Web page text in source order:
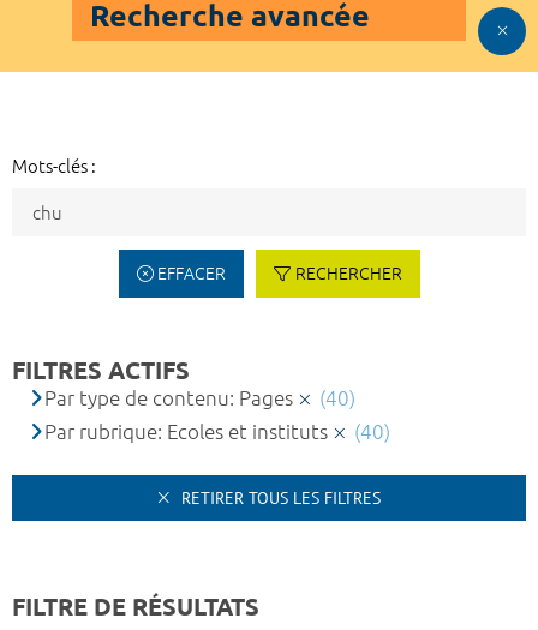
Recherche avancée
Mots-clés :
EFFACER RECHERCHER
FILTRES ACTIFS
Par type de contenu: Pages
(40)
Par rubrique: Ecoles et instituts
(40)
RETIRER TOUS LES FILTRES
FILTRE DE RÉSULTATS